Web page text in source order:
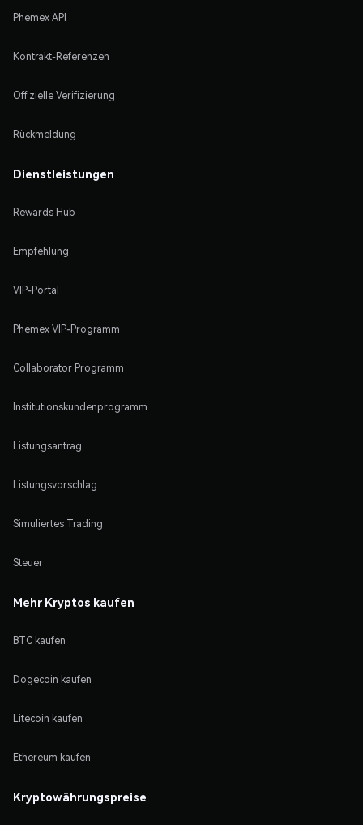
Phemex API
Kontrakt-Referenzen
Offizielle Verifizierung
Rückmeldung
Dienstleistungen
Rewards Hub
Empfehlung
VIP-Portal
Phemex VIP-Programm
Collaborator Programm
Institutionskundenprogramm
Listungsantrag
Listungsvorschlag
Simuliertes Trading
Steuer
Mehr Kryptos kaufen
BTC kaufen
Dogecoin kaufen
Litecoin kaufen
Ethereum kaufen
Kryptowährungspreise